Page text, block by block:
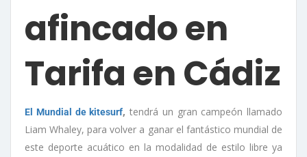
afincado en
Tarifa en Cádiz
El Mundial de kitesurf, tendrá un gran campeón llamado
Liam Whaley, para volver a ganar el fantástico mundial de
este deporte acuático en la modalidad de estilo libre ya